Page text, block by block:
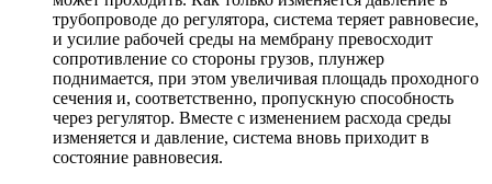
трубопроводе до регулятора, система теряет равновесие,
и усилие рабочей среды на мембрану превосходит
сопротивление со стороны грузов, плунжер
поднимается, при этом увеличивая площадь проходного
сечения и, соответственно, пропускную способность
через регулятор. Вместе с изменением расхода среды
изменяется и давление, система вновь приходит в
состояние равновесия.